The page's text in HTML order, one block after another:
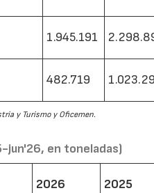
1.945.191
482.719
y Turismo y Oficemen.
jun'26, en toneladas)
2026 2025